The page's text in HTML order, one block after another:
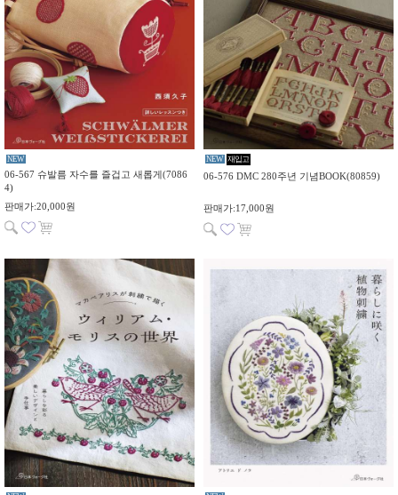
NEW
06-567 슈발름 자수를 즐겁고 새롭게(7086
4)
판매가:20,000원
NEW 재입고
06-576 DMC 280주년 기념BOOK(80859)
판매가:17,000원